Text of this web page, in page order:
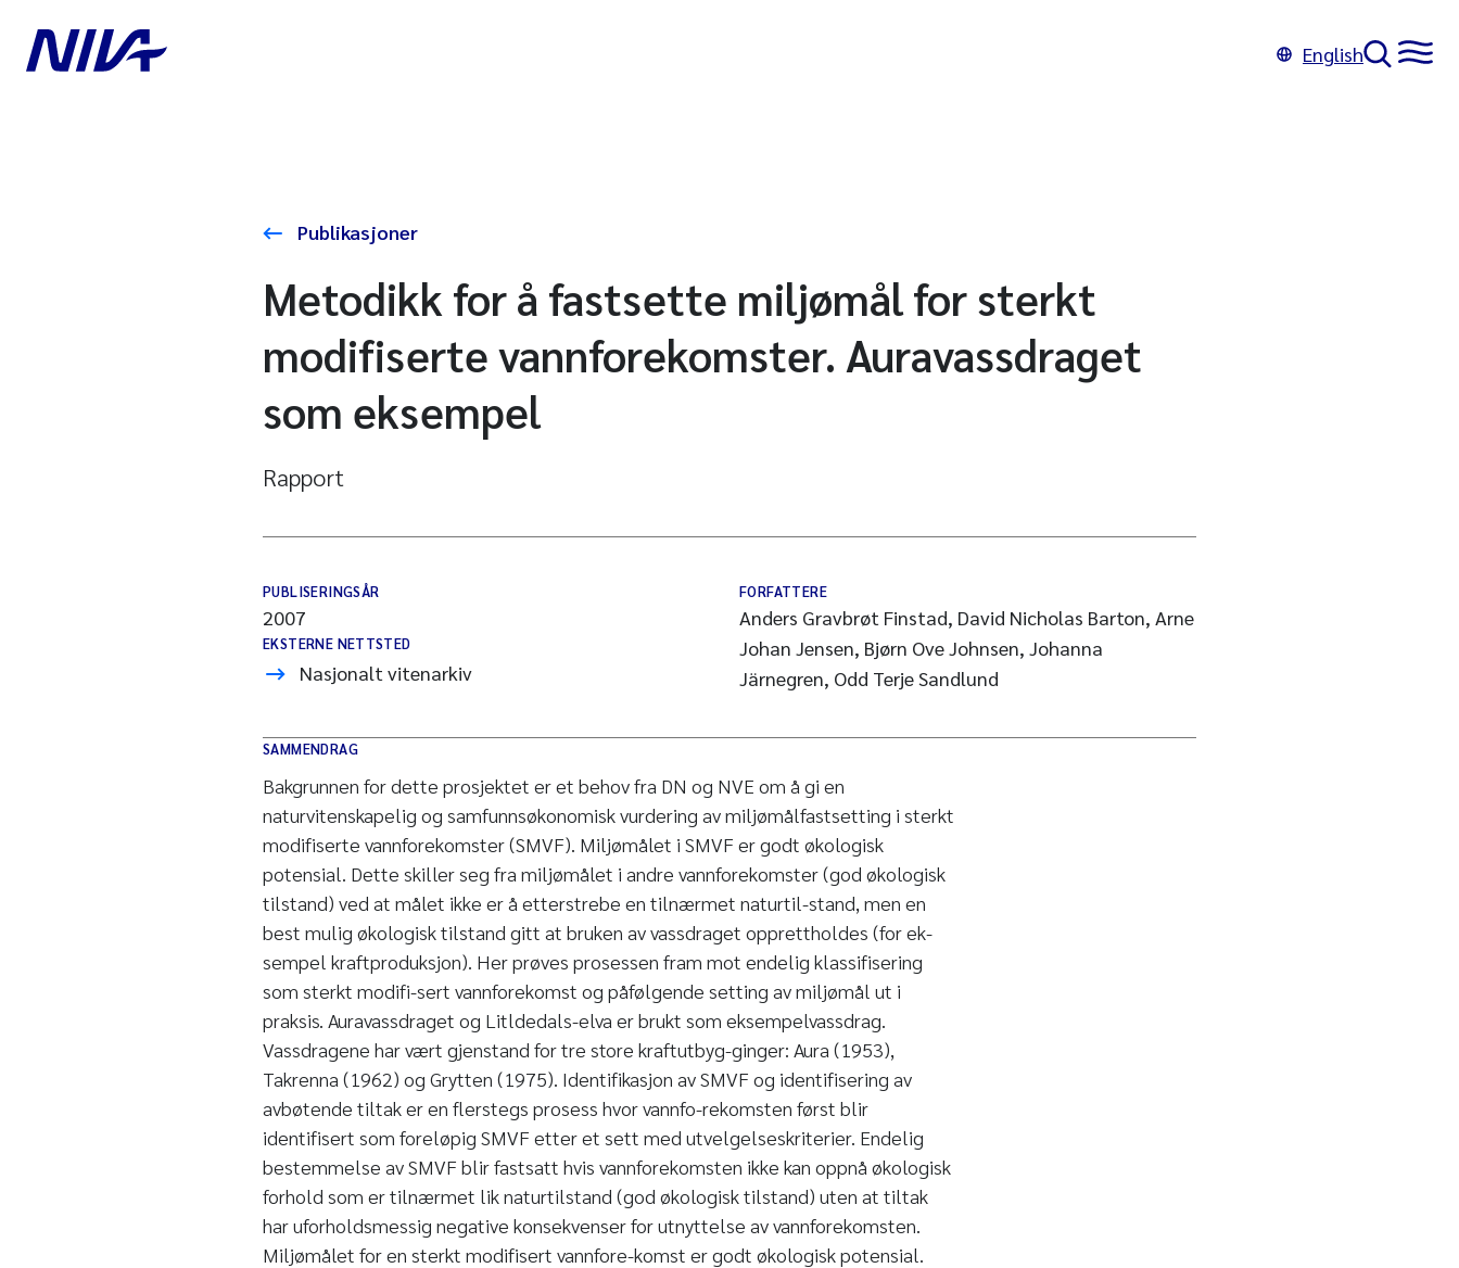
English
Publikasjoner
Metodikk for å fastsette miljømål for sterkt
modifiserte vannforekomster. Auravassdraget
som eksempel
Rapport
PUBLISERINGSÅR
2007
EKSTERNE NETTSTED
Nasjonalt vitenarkiv
FORFATTERE
Anders Gravbrøt Finstad, David Nicholas Barton, Arne
Johan Jensen, Bjørn Ove Johnsen, Johanna
Järnegren, Odd Terje Sandlund
SAMMENDRAG
Bakgrunnen for dette prosjektet er et behov fra DN og NVE om å gi en
naturvitenskapelig og samfunnsøkonomisk vurdering av miljømålfastsetting i sterkt
modifiserte vannforekomster (SMVF). Miljømålet i SMVF er godt økologisk
potensial. Dette skiller seg fra miljømålet i andre vannforekomster (god økologisk
tilstand) ved at målet ikke er å etterstrebe en tilnærmet naturtil-stand, men en
best mulig økologisk tilstand gitt at bruken av vassdraget opprettholdes (for ek-
sempel kraftproduksjon). Her prøves prosessen fram mot endelig klassifisering
som sterkt modifi-sert vannforekomst og påfølgende setting av miljømål ut i
praksis. Auravassdraget og Litldedals-elva er brukt som eksempelvassdrag.
Vassdragene har vært gjenstand for tre store kraftutbyg-ginger: Aura (1953),
Takrenna (1962) og Grytten (1975). Identifikasjon av SMVF og identifisering av
avbøtende tiltak er en flerstegs prosess hvor vannfo-rekomsten først blir
identifisert som foreløpig SMVF etter et sett med utvelgelseskriterier. Endelig
bestemmelse av SMVF blir fastsatt hvis vannforekomsten ikke kan oppnå økologisk
forhold som er tilnærmet lik naturtilstand (god økologisk tilstand) uten at tiltak
har uforholdsmessig negative konsekvenser for utnyttelse av vannforekomsten.
Miljømålet for en sterkt modifisert vannfore-komst er godt økologisk potensial.